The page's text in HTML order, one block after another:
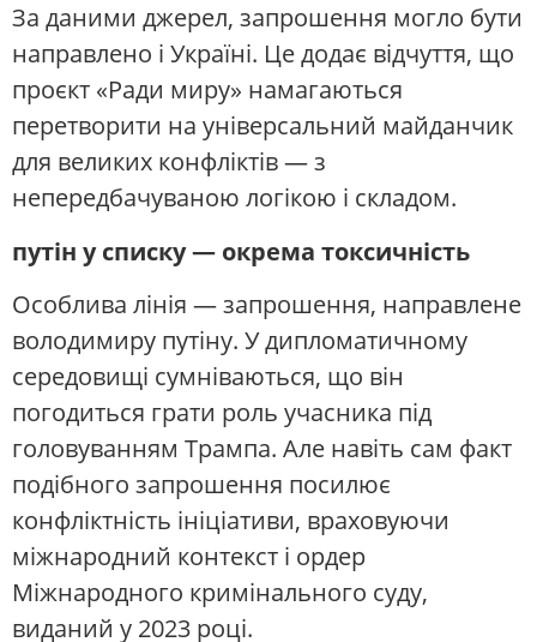
За даними джерел, запрошення могло бути
направлено і Україні. Це додає відчуття, що
проєкт «Ради миру» намагаються
перетворити на універсальний майданчик
для великих конфліктів — з
непередбачуваною логікою і складом.
путін у списку — окрема токсичність
Особлива лінія — запрошення, направлене
володимиру путіну. У дипломатичному
середовищі сумніваються, що він
погодиться грати роль учасника під
головуванням Трампа. Але навіть сам факт
подібного запрошення посилює
конфліктність ініціативи, враховуючи
міжнародний контекст і ордер
Міжнародного кримінального суду,
виданий у 2023 році.